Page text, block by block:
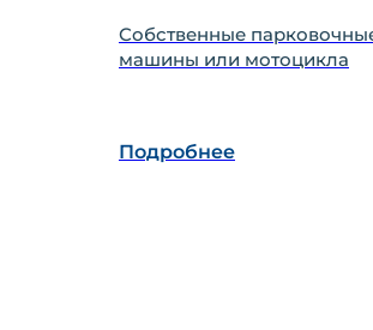
Собственные
машины или мотоцикла
Подробнее